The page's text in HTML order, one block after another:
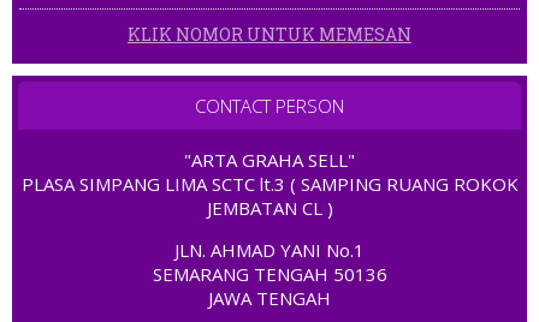
085 808080 168
081 3939 87788
0858 777 44 999
081 385 788999
KLIK NOMOR UNTUK MEMESAN
CONTACT PERSON
"ARTA GRAHA SELL"
PLASA SIMPANG LIMA SCTC lt.3 ( SAMPING RUANG ROKOK
JEMBATAN CL )
JLN. AHMAD YANI No.1
SEMARANG TENGAH 50136
JAWA TENGAH
08 123456 8585
081 323232 767
0822 1000 3000
0812 788989